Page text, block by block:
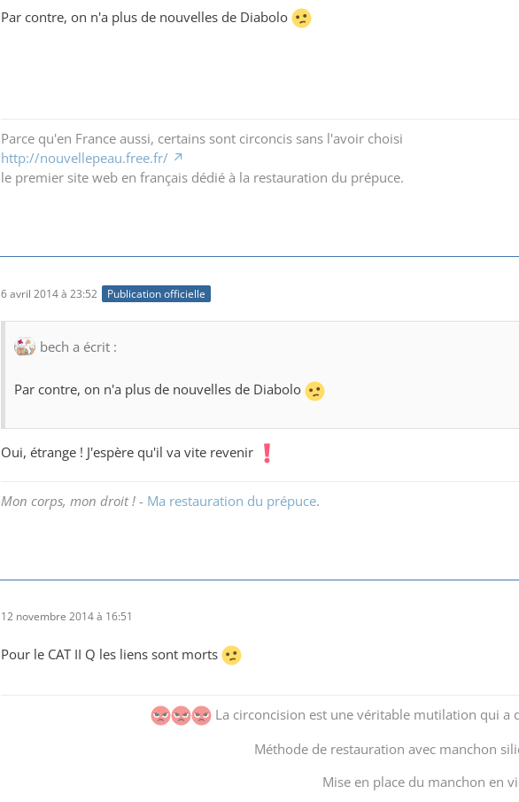
Par contre, on n'a plus de nouvelles de Diabolo
Parce qu'en France aussi, certains sont circoncis sans l'avoir choisi
http://nouvellepeau.free.fr/
le premier site web en français dédié à la restauration du prépuce.
6 avril 2014 à 23:52 Publication officielle
bech a écrit :
Par contre, on n'a plus de nouvelles de Diabolo
Oui, étrange ! J'espère qu'il va vite revenir
Mon corps, mon droit ! - Ma restauration du prépuce.
12 novembre 2014 à 16:51
Pour le CAT II Q les liens sont morts
La circoncision est une véritable mutilation qui a
Méthode de restauration avec manchon
Mise en place du manchon en